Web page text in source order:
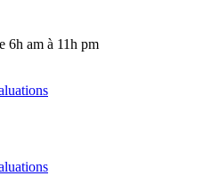
6h am à 11h pm